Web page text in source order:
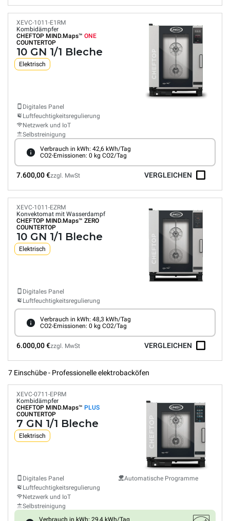
XEVC-1011-E1RM
Kombidämpfer
CHEFTOP MIND.Maps™ ONE
COUNTERTOP
10 GN 1/1 Bleche
Elektrisch
Digitales Panel
Luftfeuchtigkeitsregulierung
Netzwerk und IoT
Selbstreinigung
Verbrauch in kWh: 42,6 kWh/Tag
CO2-Emissionen: 0 kg CO2/Tag
7.600,00 €zzgl. MwSt VERGLEICHEN
XEVC-1011-EZRM
Konvektomat mit Wasserdampf
CHEFTOP MIND.Maps™ ZERO
COUNTERTOP
10 GN 1/1 Bleche
Elektrisch
Digitales Panel
Luftfeuchtigkeitsregulierung
Verbrauch in kWh: 48,3 kWh/Tag
CO2-Emissionen: 0 kg CO2/Tag
6.000,00 €zzgl. MwSt VERGLEICHEN
7 Einschübe - Professionelle elektrobacköfen
XEVC-0711-EPRM
Kombidämpfer
CHEFTOP MIND.Maps™ PLUS
COUNTERTOP
7 GN 1/1 Bleche
Elektrisch
Digitales Panel
Luftfeuchtigkeitsregulierung
Netzwerk und IoT
Selbstreinigung
Automatische Programme
Verbrauch in kWh: 29,4 kWh/Tag